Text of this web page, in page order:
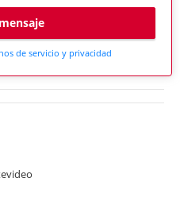
de servicio y privacidad